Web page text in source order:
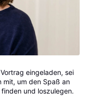
eingeladen, sei
mit, um den Spaß an
und loszulegen.